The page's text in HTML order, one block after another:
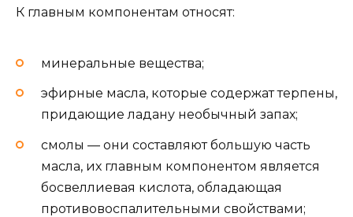
К главным компонентам относят:
минеральные вещества;
эфирные масла, которые содержат терпены,
придающие ладану необычный запах;
смолы — они составляют большую часть
масла, их главным компонентом является
босвеллиевая кислота, обладающая
противовоспалительными свойствами;